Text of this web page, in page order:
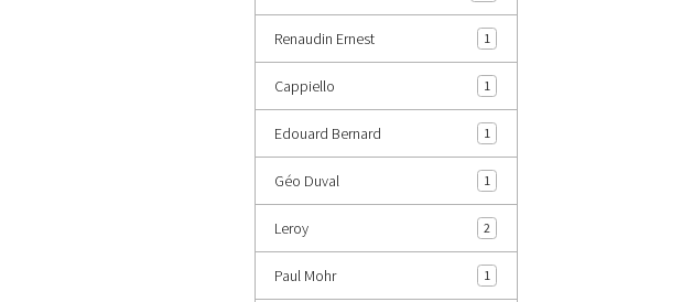
Renaudin Ernest 1
Cappiello 1
Edouard Bernard 1
Géo Duval 1
Leroy 2
Paul Mohr 1